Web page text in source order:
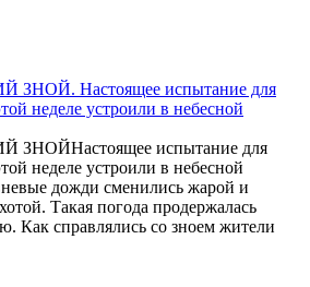
Настоящее испытание для
неделе устроили в небесной
испытание для
неделе устроили в небесной
дожди сменились жарой и
Такая погода продержалась
Как справлялись со зноем жители